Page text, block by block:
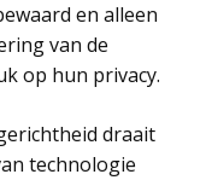
en alleen
van de
op hun privacy.
draait
technologie